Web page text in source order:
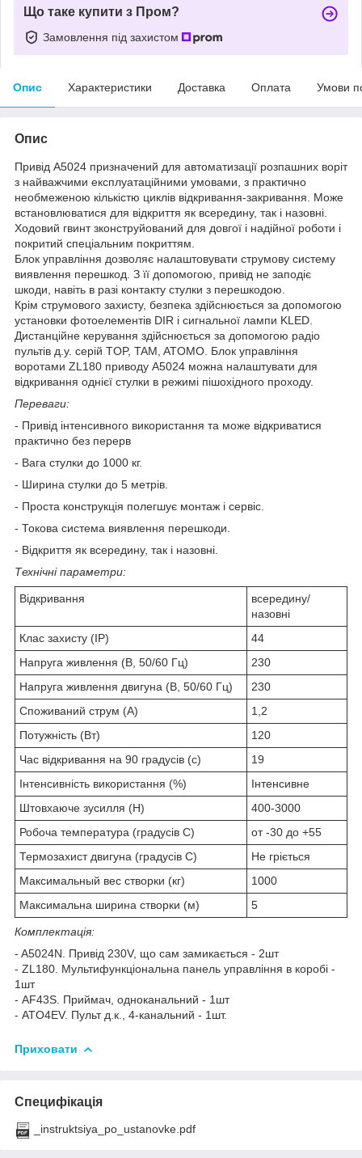
Що таке купити з Пром?
Замовлення під захистом
Опис Характеристики Доставка Оплата Умови
Опис
Привід А5024 призначений для автоматизації розпашних воріт
з найважчими експлуатаційними умовами, з практично
необмеженою кількістю циклів відкривання-закривання. Може
встановлюватися для відкриття як всередину, так і назовні.
Ходовий гвинт зконструйований для довгої і надійної роботи і
покритий спеціальним покриттям.
Блок управління дозволяє налаштовувати струмову систему
виявлення перешкод. З її допомогою, привід не заподіє
шкоди, навіть в разі контакту стулки з перешкодою.
Крім струмового захисту, безпека здійснюється за допомогою
установки фотоелементів DIR і сигнальної лампи KLED.
Дистанційне керування здійснюється за допомогою радіо
пультів д.у. серій TOP, TAM, ATOMO. Блок управління
воротами ZL180 приводу A5024 можна налаштувати для
відкривання однієї стулки в режимі пішохідного проходу.
Переваги:
- Привід інтенсивного використання та може відкриватися
практично без перерв
- Вага стулки до 1000 кг.
- Ширина стулки до 5 метрів.
- Проста конструкція полегшує монтаж і сервіс.
- Токова система виявлення перешкоди.
- Відкриття як всередину, так і назовні.
Технічні параметри:
Відкривання
всередину/
назовні
Клас захисту (IP)
44
Напруга живлення (В, 50/60 Гц)
230
Напруга живлення двигуна (В, 50/60 Гц)
230
Споживаний струм (А)
1,2
Потужність (Вт)
120
Час відкривання на 90 градусів (с)
19
Інтенсивність використання (%)
Інтенсивне
Штовхаюче зусилля (Н)
400-3000
Робоча температура (градусів С)
от -30 до +55
Термозахист двигуна (градусів С)
Не гріється
Максимальный вес створки (кг)
1000
Максимальна ширина створки (м)
5
Комплектація:
- A5024N. Привід 230V, що сам замикається - 2шт
- ZL180. Мультифункціональна панель управління в коробі -
1шт
- AF43S. Приймач, одноканальний - 1шт
- ATO4EV. Пульт д.к., 4-канальний - 1шт.
Приховати
Специфікація
_instruktsiya_po_ustanovke.pdf